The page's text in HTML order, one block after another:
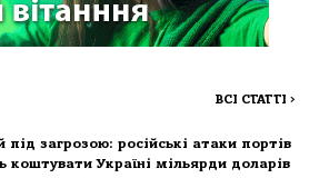
ВСІ СТАТТІ >
під загрозою: російські атаки портів
коштувати Україні мільярди доларів